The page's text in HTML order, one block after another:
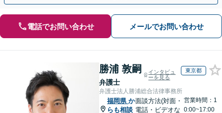
電話でお問い合わせ メールでお問い合わせ
勝浦 敦嗣
弁護士
インタビュ
ーを見る
東京都
弁護士法人勝浦総合法律事務所
福岡県 か
らも相談
面談方法(対面・
電話・ビデオな
営業時間：1
0:00~17:00